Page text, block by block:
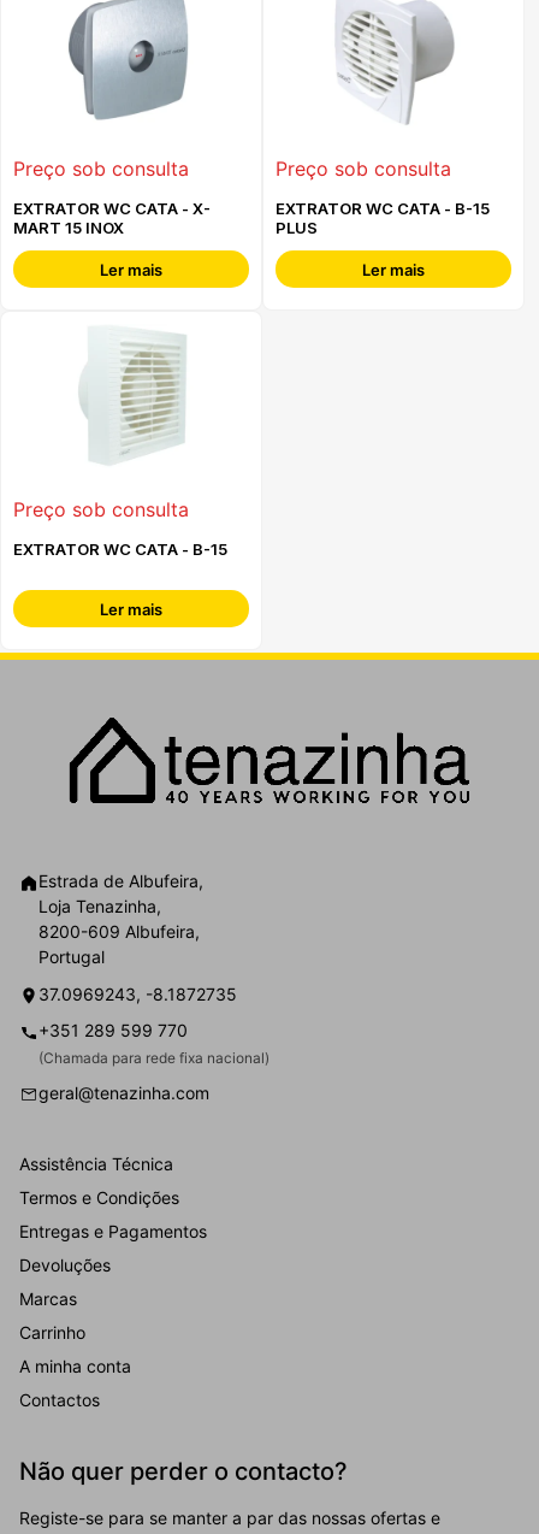
Preço sob consulta
EXTRATOR WC CATA - X-
MART 15 INOX
Ler mais
Preço sob consulta
EXTRATOR WC CATA - B-15
PLUS
Ler mais
Preço sob consulta
EXTRATOR WC CATA - B-15
Ler mais
Estrada de Albufeira,
Loja Tenazinha,
8200-609 Albufeira,
Portugal
37.0969243, -8.1872735
+351 289 599 770
(Chamada para rede fixa nacional)
geral@tenazinha.com
Assistência Técnica
Termos e Condições
Entregas e Pagamentos
Devoluções
Marcas
Carrinho
A minha conta
Contactos
Não quer perder o contacto?
Registe-se para se manter a par das nossas ofertas e